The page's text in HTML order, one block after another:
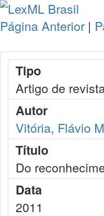
Página Anterior |
Tipo
Artigo de
Autor
Vitória, Flávio
Título
Do
Data
2011